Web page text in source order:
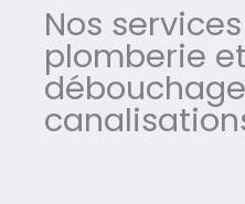
Nos
plomberie et